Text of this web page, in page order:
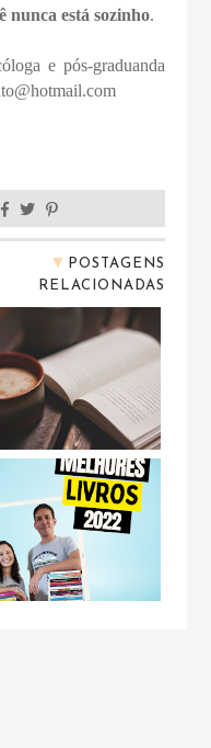
nunca está sozinho.
e pós-graduanda
▼ POSTAGENS
RELACIONADAS